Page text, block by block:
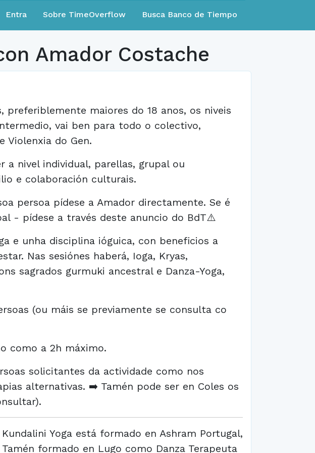
Entra Sobre TimeOverflow Busca Banco de Tiempo
Amador Costache
preferiblemente maiores do 18 anos, os niveis
vai ben para todo o colectivo,
Violenxia do Gen.
a nivel individual, parellas, grupal ou
e colaboración culturais.
persoa pídese a Amador directamente. Se é
- pídese a través deste anuncio do BdT⚠️
e unha disciplina ióguica, con beneficios a
Nas sesiónes haberá, Ioga, Kryas,
sagrados gurmuki ancestral e Danza-Yoga,
(ou máis se previamente se consulta co
como a 2h máximo.
solicitantes da actividade como nos
alternativas. ➡️ Tamén pode ser en Coles os
Yoga está formado en Ashram Portugal,
formado en Lugo como Danza Terapeuta